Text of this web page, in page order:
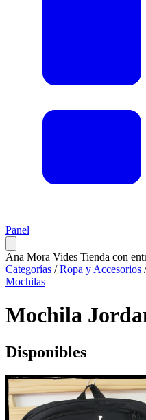
Panel
Ana Mora Vides Tienda con
Categorías / Ropa y Accesorios /
Mochilas
Mochila
Disponibles